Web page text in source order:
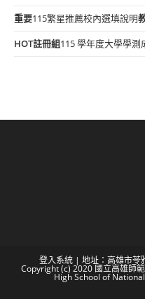
重要115繁星推薦校內選填說明
HOT註冊組115 學年度大學學測
登入系統 | 地址：高雄市苓
Copyright (c) 2020 國立高雄師
High School of